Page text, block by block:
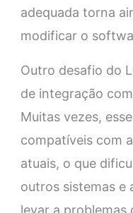
adequada torna
modificar o
Outro desafio do
de integração
Muitas vezes,
compatíveis com
atuais, o que
outros sistemas e